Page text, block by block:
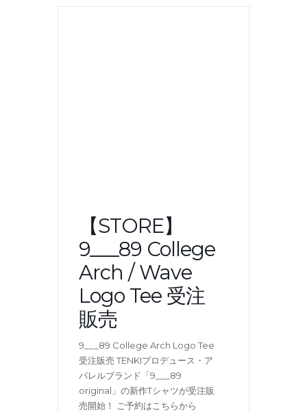
【STORE】
9___89 College
Arch / Wave
Logo Tee 受注
販売
9___89 College Arch Logo Tee
受注販売 TENKIプロデュース・ア
パレルブランド「9___89
original」の新作Tシャツが受注販
売開始！ ご予約はこちらから